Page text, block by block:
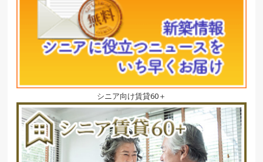
シニア向け賃貸60＋